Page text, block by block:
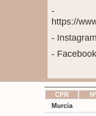
-
https://
-
-
CPR
Murcia